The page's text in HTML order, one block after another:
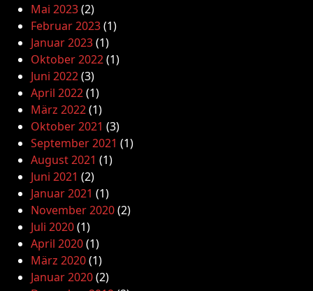
Mai 2023(2)
Februar 2023(1)
Januar 2023(1)
Oktober 2022(1)
Juni 2022(3)
April 2022(1)
März 2022(1)
Oktober 2021 (3)
September 2021 (1)
August 2021 (1)
Juni 2021 (2)
Januar 2021 (1)
November 2020(2)
Juli 2020(1)
April 2020(1)
März 2020(1)
Januar 2020(2)